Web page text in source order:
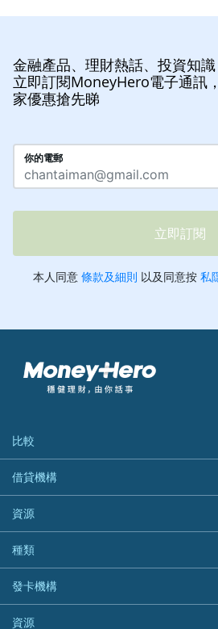
金融產品、理財熱話、投資知識
立即訂閱MoneyHero電子通訊
家優惠搶先睇
比較
私人貸款比較
稅季/稅務貸款
網上貸款
結餘轉戶(清卡數貸款)
銀行貸款
財務公司貸款
免入息貸款
借貸機構
BEA 東亞銀行
BOC 中國銀行
Cashing Pro 優尚信貸
CCB(Asia) 中國建設銀行 (亞洲)
Citibank 花旗銀行
資源
如何申請個人貸款
如何管理個人貸款
個人貸款有用資訊
清卡數貸款教學
種類
網購優惠
精選外幣網購信用卡
發卡機構
Citibank花旗銀行
資源